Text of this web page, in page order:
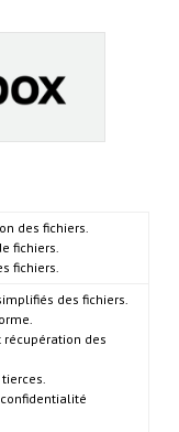
des fichiers.
fichiers.
fichiers.
des fichiers.
des